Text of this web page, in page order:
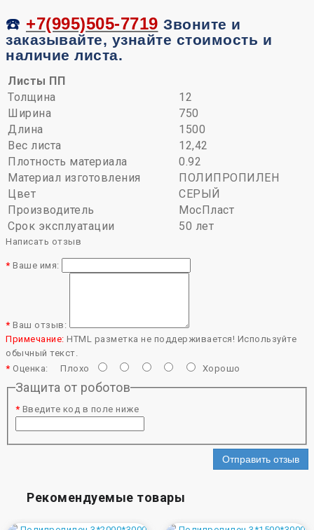
☎️ +7(995)505-7719 Звоните и
заказывайте, узнайте стоимость и
наличие листа.
Листы ПП
Толщина
12
Ширина
750
Длина
1500
Вес листа
12,42
Плотность материала
0.92
Материал изготовления
ПОЛИПРОПИЛЕН
Цвет
СЕРЫЙ
Производитель
МосПласт
Срок эксплуатации
50 лет
Написать отзыв
Ваше имя:
Ваш отзыв:
Примечание: HTML разметка не поддерживается! Используйте
обычный текст.
Оценка: Плохо Хорошо
Защита от роботов
Введите код в поле ниже
Отправить отзыв
Рекомендуемые товары